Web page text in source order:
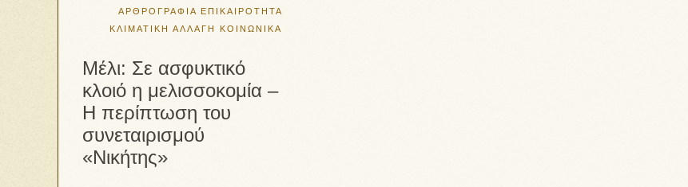
ΑΡΘΡΟΓΡΑΦΙΑ
ΕΠΙΚΑΙΡΟΤΗΤΑ
ΚΛΙΜΑΤΙΚΗ ΑΛΛΑΓΗ
ΚΟΙΝΩΝΙΚΑ
Μέλι: Σε ασφυκτικό
κλοιό η μελισσοκομία –
Η περίπτωση του
συνεταιρισμού
«Νικήτης»